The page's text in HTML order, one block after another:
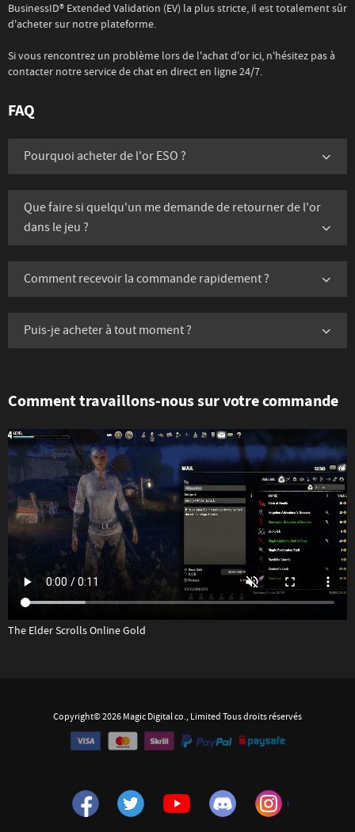
BusinessID® Extended Validation (EV) la plus stricte, il est totalement sûr
d'acheter sur notre plateforme.
Si vous rencontrez un problème lors de l'achat d'or ici, n'hésitez pas à
contacter notre service de chat en direct en ligne 24/7.
FAQ
Pourquoi acheter de l'or ESO ?
Que faire si quelqu'un me demande de retourner de l'or
dans le jeu ?
Comment recevoir la commande rapidement ?
Puis-je acheter à tout moment ?
Comment travaillons-nous sur votre commande
The Elder Scrolls Online Gold
Copyright© 2026 Magic Digital co., Limited Tous droits réservés